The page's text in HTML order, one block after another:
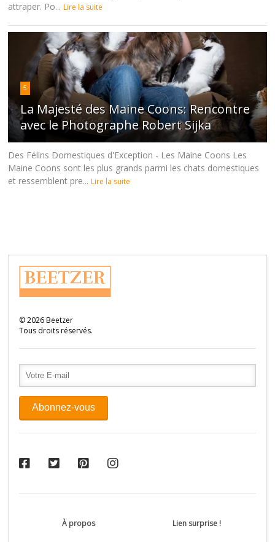
attraper. Po... Lire la suite
5
La Majesté des Maine Coons: Rencontre
avec le Photographe Robert Sijka
Des Félins Domestiques d'Exception - Les Maine Coons Les
Maine Coons sont les plus grands parmi les chats domestiques
et ressemblent pre... Lire la suite
©2026Beetzer
Tous droits réservés.
À propos Lien surprise !